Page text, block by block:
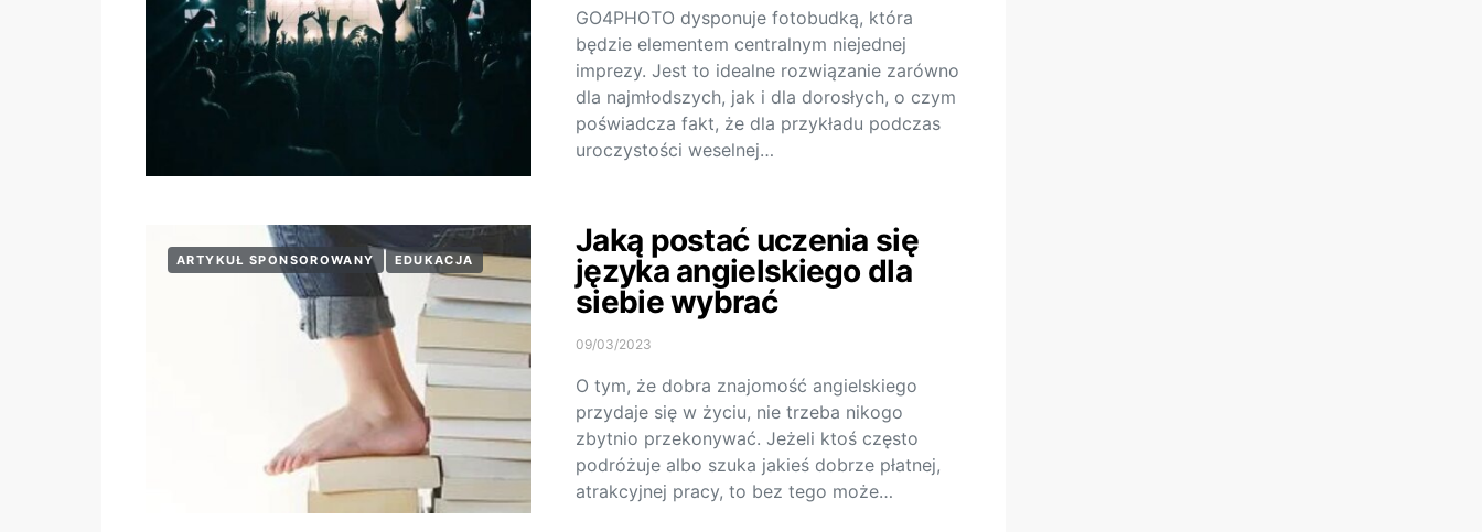
GO4PHOTO dysponuje fotobudką, która
będzie elementem centralnym niejednej
imprezy. Jest to idealne rozwiązanie zarówno
dla najmłodszych, jak i dla dorosłych, o czym
poświadcza fakt, że dla przykładu podczas
uroczystości weselnej…
ARTYKUŁ SPONSOROWANY EDUKACJA
Jaką postać uczenia się
języka angielskiego dla
siebie wybrać
09/03/2023
O tym, że dobra znajomość angielskiego
przydaje się w życiu, nie trzeba nikogo
zbytnio przekonywać. Jeżeli ktoś często
podróżuje albo szuka jakieś dobrze płatnej,
atrakcyjnej pracy, to bez tego może…